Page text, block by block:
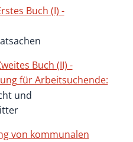
Buch (I) -
Buch (II) -
für Arbeitsuchende:
und
von kommunalen